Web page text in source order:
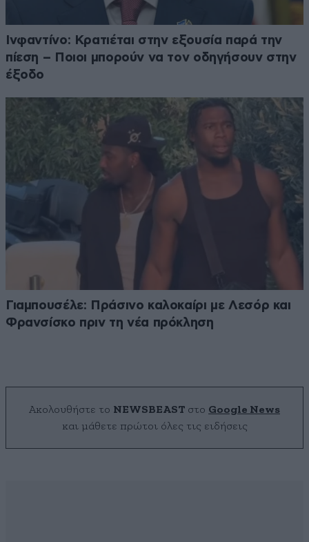
Ινφαντίνο: Κρατιέται στην εξουσία παρά την
πίεση – Ποιοι μπορούν να τον οδηγήσουν στην
έξοδο
Γιαμπουσέλε: Πράσινο καλοκαίρι με Λεσόρ και
Φρανσίσκο πριν τη νέα πρόκληση
Ακολουθήστε το NEWSBEAST στο Google News
και μάθετε πρώτοι όλες τις ειδήσεις